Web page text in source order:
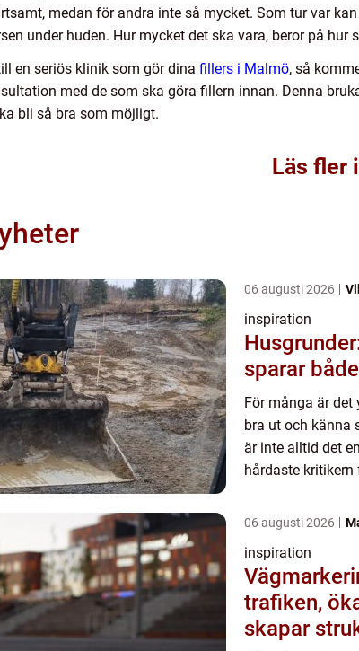
medan för andra inte så mycket. Som tur var
under huden. Hur mycket det ska vara, beror på hur
en seriös klinik som gör dina fillers i Malmö, så
med de som ska göra fillern innan. Denna
bli så bra som möjligt.
Läs fler
06 augusti 2026
inspiration
sparar
För många är
bra ut och känna
är inte alltid det
hårdaste kritikern
i...
06 augusti 2026
inspiration
trafiken,
skapar